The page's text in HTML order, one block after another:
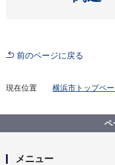
前のページに戻る
現在位置 横浜市トップペ
【入札結果公表
際交流ラウンジ
ペ
メニュー